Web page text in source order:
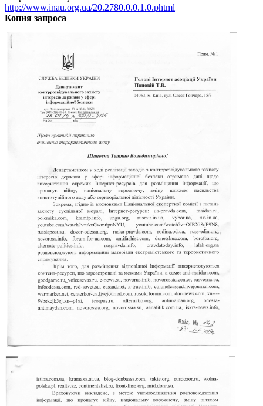
http://www.inau.org.ua/20.2780.0.0.1.0.phtml
Копия запроса